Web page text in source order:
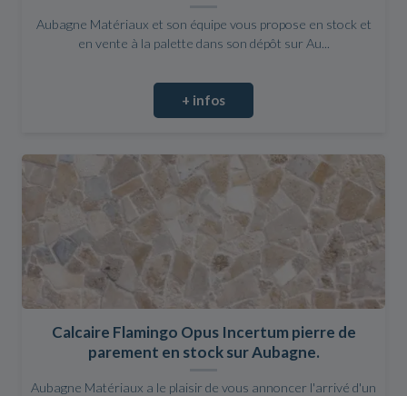
Aubagne Matériaux et son équipe vous propose en stock et
en vente à la palette dans son dépôt sur Au...
+ infos
Calcaire Flamingo Opus Incertum pierre de
parement en stock sur Aubagne.
Aubagne Matériaux a le plaisir de vous annoncer l'arrivé d'un